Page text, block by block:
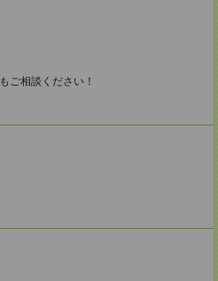
ご相談ください！